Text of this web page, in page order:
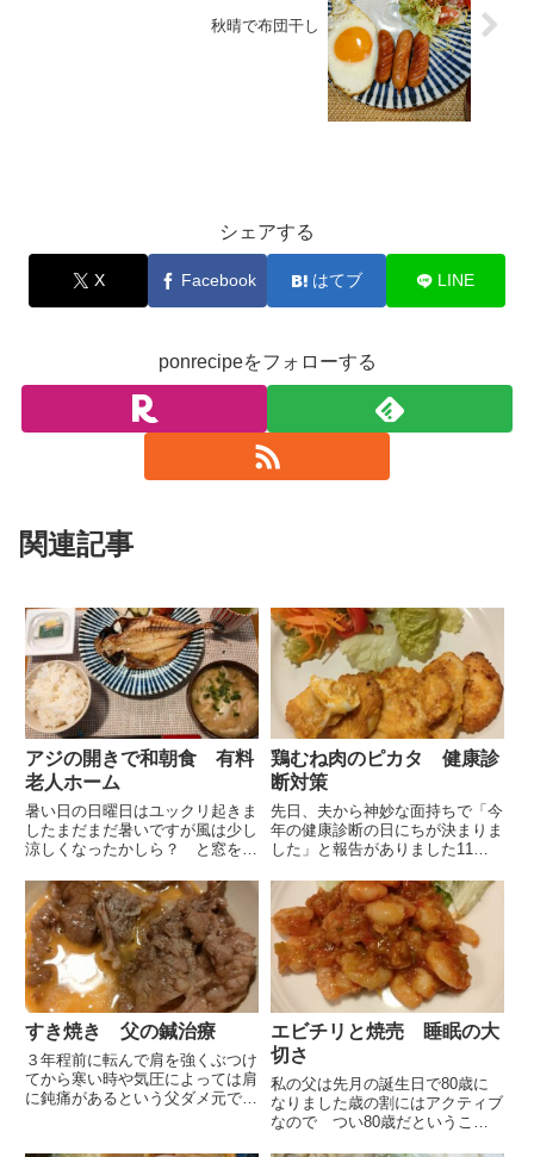
秋晴で布団干し
シェアする
X Facebook はてブ LINE
ponrecipeをフォローする
関連記事
アジの開きで和朝食 有料
老人ホーム
暑い日の日曜日はユックリ起きま
したまだまだ暑いですが風は少し
涼しくなったかしら？ と窓を開
ています換気をしてから直ぐに窓
を閉めました夫がお昼から美容院
に出掛けるのでアジの開きを焼い
て和朝食立派なアジの開きで焦
げ...
鶏むね肉のピカタ 健康診
断対策
先日、夫から神妙な面持ちで「今
年の健康診断の日にちが決まりま
した」と報告がありました11月
日々を思い起こすとまだ先のこと
とはいえ憂鬱になってきます健康
診断では色々引っかかる項目があ
りますが主に気にしているのはメ
タ...
すき焼き 父の鍼治療
３年程前に転んで肩を強くぶつけ
てから寒い時や気圧によっては肩
に鈍痛があるという父ダメ元で夫
エビチリと焼売 睡眠の大
切さ
私の父は先月の誕生日で80歳に
なりました歳の割にはアクティブ
なので つい80歳だということ